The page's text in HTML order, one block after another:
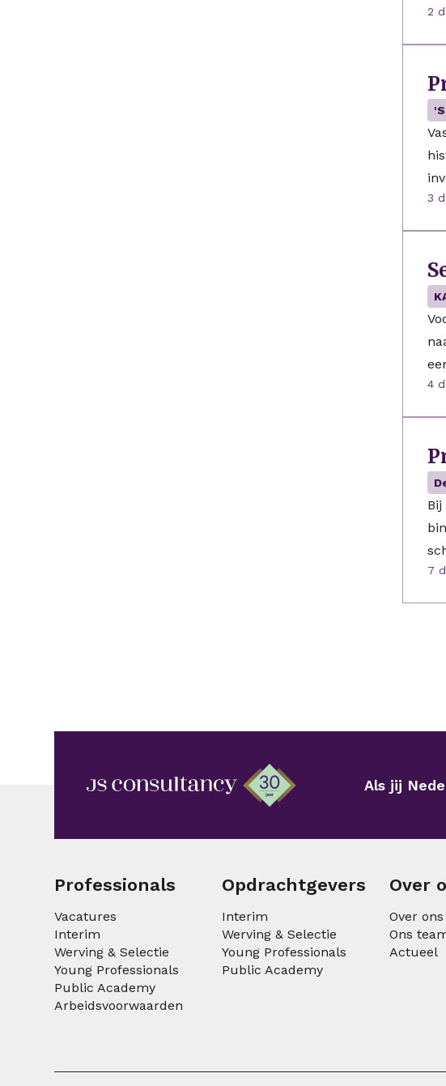
2
3
4
7
Als jij
Professionals
Vacatures
Interim
Werving & Selectie
Young Professionals
Public Academy
Arbeidsvoorwaarden
Opdrachtgevers
Interim
Werving & Selectie
Young Professionals
Public Academy
Over
Over ons
Ons
Actueel